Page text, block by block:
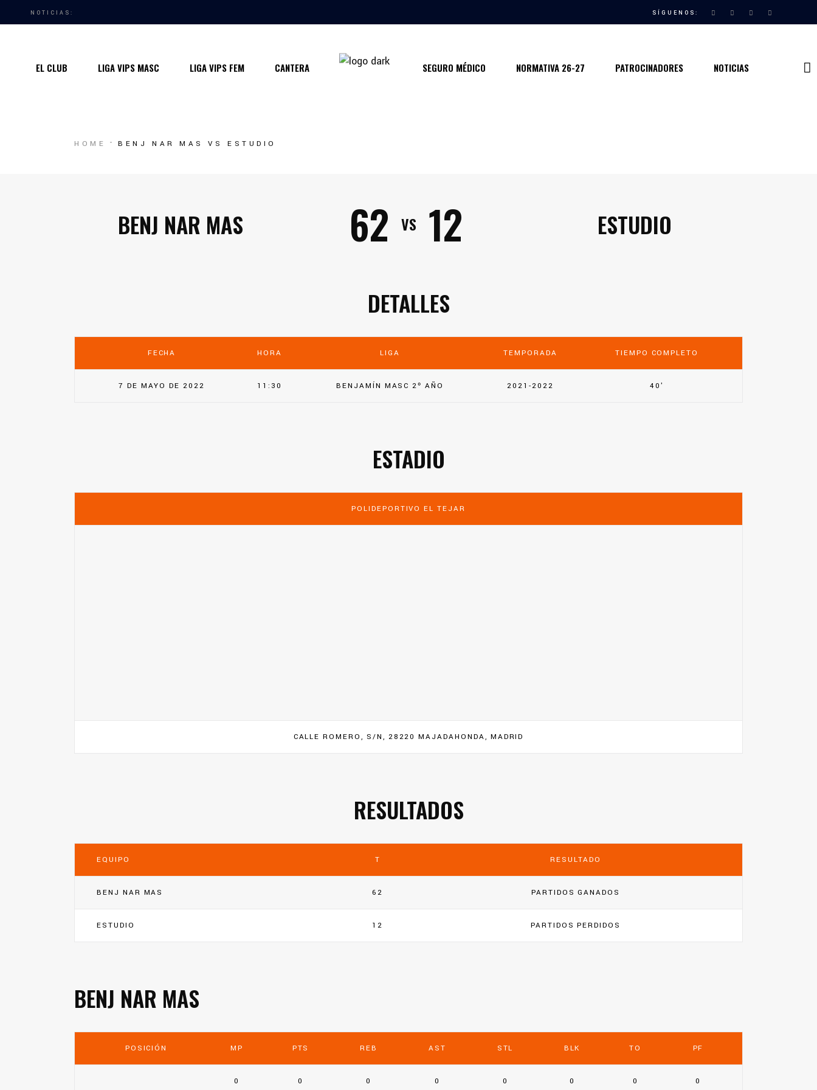
NOTICIAS: SÍGUENOS:
EL CLUB
Quiénes somos
LIGA VIPS MASC LIGA VIPS FEM CANTERA SEGURO MÉDICO NORMATIVA 26-27 PATROCINADORES NOTICIAS
Contacto
HOME BENJ NAR MAS VS ESTUDIO
BENJ NAR MAS 62 VS 12 ESTUDIO
DETALLES
FECHA HORA LIGA TEMPORADA TIEMPO COMPLETO
7 DE MAYO DE 2022 11:30 BENJAMÍN MASC 2º AÑO 2021-2022 40'
ESTADIO
POLIDEPORTIVO EL TEJAR
CALLE ROMERO, S/N, 28220 MAJADAHONDA, MADRID
RESULTADOS
EQUIPO T RESULTADO
BENJ NAR MAS 62 PARTIDOS GANADOS
ESTUDIO 12 PARTIDOS PERDIDOS
BENJ NAR MAS
POSICIÓN MP PTS REB AST STL BLK TO PF
0 0 0 0 0 0 0 0